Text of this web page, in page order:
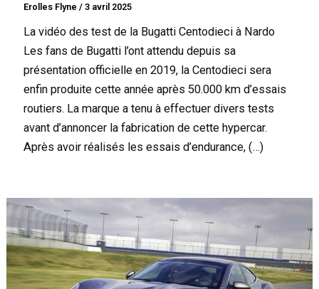
Erolles Flyne/3 avril 2025
La vidéo des test de la Bugatti Centodieci à Nardo
Les fans de Bugatti l’ont attendu depuis sa
présentation officielle en 2019, la Centodieci sera
enfin produite cette année après 50.000 km d’essais
routiers. La marque a tenu à effectuer divers tests
avant d’annoncer la fabrication de cette hypercar.
Après avoir réalisés les essais d’endurance, (…)